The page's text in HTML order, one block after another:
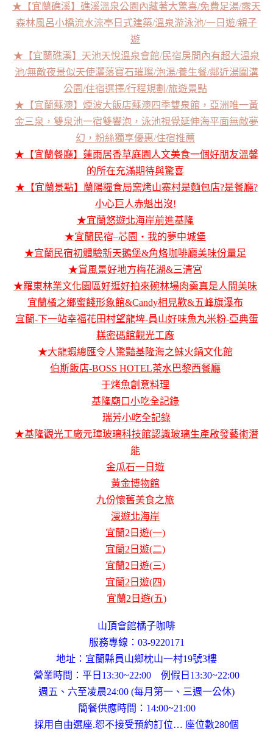
★【宜蘭礁溪】礁溪溫泉公園內藏著大驚喜/免費足湯/露天
森林風呂小橋流水涼亭日式建築/溫泉游泳池/一日遊/親子
遊
★【宜蘭礁溪】天池天悅溫泉會館/民宿房間內有超大溫泉
池/無敵夜景似天使灑落寶石璀璨/泡湯/養生餐/鄰近湯圍溝
公園/住宿選擇/行程規劃/旅遊景點
★【宜蘭蘇澳】煙波大飯店蘇澳四季雙泉館，亞洲唯一黃
金三泉，雙泉池一宿雙響泡，泳池視覺延伸海平面無敵夢
幻，粉絲獨享優惠/住宿推薦
★【宜蘭餐廳】蓮雨居香草庭園人文美食一個好朋友溫馨
的所在充滿期待與驚喜
★【宜蘭景點】蘭陽糧食局窯烤山寨村是麵包店?是餐廳?
小心巨人赤魁出沒!
★宜蘭悠遊北海岸前進基隆
★宜蘭民宿–芯園‧我的夢中城堡
★宜蘭民宿初體驗新天鵝堡&角烙咖啡廳美味份量足
★賞風景好地方梅花湖&三清宮
★羅東林業文化園區好逛好拍來碗林場肉羹真是人間美味
宜蘭橘之鄉蜜餞形象館&Candy相見歡&五峰旗瀑布
宜蘭-下一站幸福花田村望龍埤-員山好味魚丸米粉-亞典蛋
糕密碼館觀光工廠
★大龍蝦總匯令人驚豔基隆海之鮇火鍋文化館
伯斯飯店-BOSS HOTEL茶水巴黎西餐廳
于烤魚創意料理
基隆廟口小吃全記錄
瑞芳小吃全記錄
★基隆觀光工廠元璋玻璃科技館認識玻璃生產啟發藝術潛
能
金瓜石一日遊
黃金博物館
九份懷舊美食之旅
漫遊北海岸
宜蘭2日遊(一)
宜蘭2日遊(二)
宜蘭2日遊(三)
宜蘭2日遊(四)
宜蘭2日遊(五)
山頂會館橘子咖啡
服務專線：03-9220171
地址：宜蘭縣員山鄉枕山一村19號3樓
營業時間：平日13:30~22:00 例假日13:30~22:00
週五、六至凌晨24:00 (每月第一、三週一公休)
簡餐供應時間：14:00~21:00
採用自由選座.恕不接受預約訂位… 座位數280個